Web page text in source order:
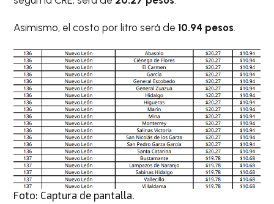
Asimismo, el costo por litro será de10.94 pesos.
Foto: Captura de pantalla.